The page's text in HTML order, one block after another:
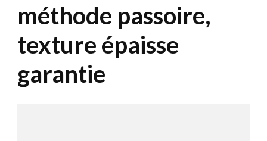
méthode passoire,
texture épaisse
garantie